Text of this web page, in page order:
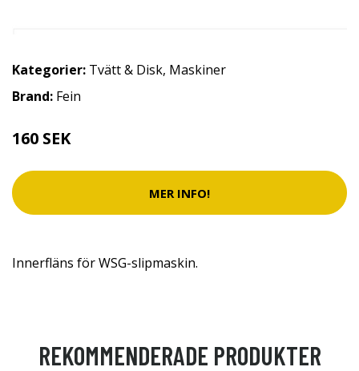
Kategorier: Tvätt & Disk, Maskiner
Brand: Fein
160 SEK
MER INFO!
Innerfläns för WSG-slipmaskin.
REKOMMENDERADE PRODUKTER